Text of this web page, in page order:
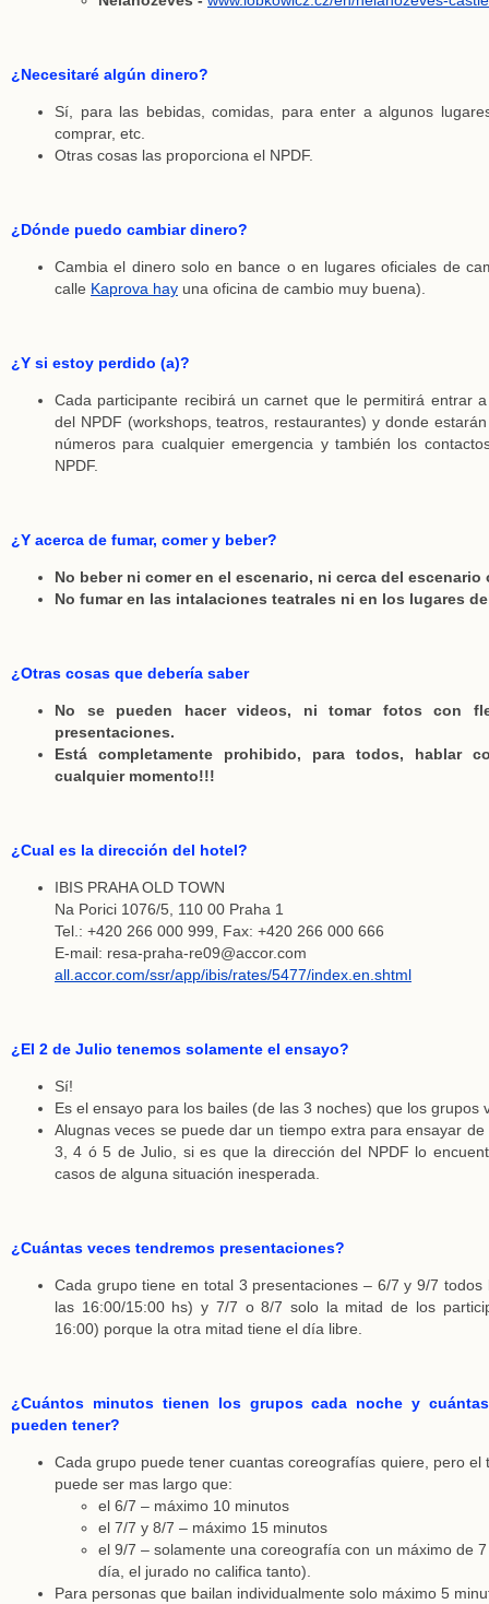
¿Necesitaré algún dinero?
Sí, para las bebidas, comidas, para enter a algunos
comprar, etc.
Otras cosas las proporciona el NPDF.
¿Dónde puedo cambiar dinero?
Cambia el dinero solo en bance o en lugares oficiales de
calle Kaprova hay una oficina de cambio muy buena).
¿Y si estoy perdido (a)?
Cada participante recibirá un carnet que le permitirá entrar
del NPDF (workshops, teatros, restaurantes) y donde
números para cualquier emergencia y también los
NPDF.
¿Y acerca de fumar, comer y beber?
No beber ni comer en el escenario, ni cerca del
No fumar en las intalaciones teatrales ni en los lugares
¿Otras cosas que debería saber
No se pueden hacer videos, ni tomar fotos con
presentaciones.
Está completamente prohibido, para todos, hablar
cualquier momento!!!
¿Cual es la dirección del hotel?
IBIS PRAHA OLD TOWN
Na Porici 1076/5, 110 00 Praha 1
Tel.: +420 266 000 999, Fax: +420 266 000 666
E-mail: resa-praha-re09@accor.com
all.accor.com/ssr/app/ibis/rates/5477/index.en.shtml
¿El 2 de Julio tenemos solamente el ensayo?
Sí!
Es el ensayo para los bailes (de las 3 noches) que los grupos
Alugnas veces se puede dar un tiempo extra para ensayar
3, 4 ó 5 de Julio, si es que la dirección del NPDF lo
casos de alguna situación inesperada.
¿Cuántas veces tendremos presentaciones?
Cada grupo tiene en total 3 presentaciones – 6/7 y 9/7 todos
las 16:00/15:00 hs) y 7/7 o 8/7 solo la mitad de los
16:00) porque la otra mitad tiene el día libre.
¿Cuántos minutos tienen los grupos cada noche y
pueden tener?
Cada grupo puede tener cuantas coreografías quiere, pero el
puede ser mas largo que:
el 6/7 – máximo 10 minutos
el 7/7 y 8/7 – máximo 15 minutos
el 9/7 – solamente una coreografía con un máximo de
día, el jurado no califica tanto).
Para personas que bailan individualmente solo máximo 5